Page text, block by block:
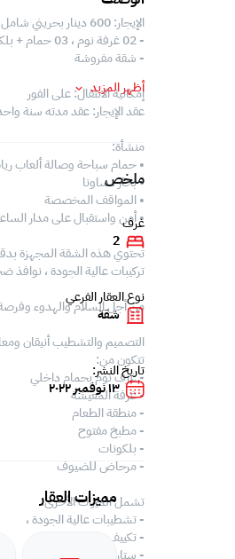
الإيجار: 600 دينار بحريني شامل
- 02 غرفة نوم ، 03 حمام + بلكونة + غرفة خادمة
- شقة مفروشة
إمكانية الانتقال: على الفور
عقد الإيجار: عقد مدته سنة
منشأة:
• حمام سباحة وصالة ألعاب
• بخار ، ساونا
• المواقف المخصصة
• أمن واستقبال على مدار
تحتوي هذه الشقة المجهزة
تركيبات عالية الجودة ،
من أجل السلام والهدوء وفرصة
التصميم والتشطيب أنيقان
تتكون من:
- غرف نوم بحمام داخلي
- غرفة المعيشة
- منطقة الطعام
- مطبخ مفتوح
- بلكونات
- مرحاض للضيوف
تشمل الميزات الأخرى:
- تشطيبات عالية الجودة ،
- تكييف
- ستارة
أظهر المزيد
ملخص
غرف
2
نوع العقار الفرعي
شقة
تاريخ النشر:
١٣ نوفمبر ٢٠٢٢
مميزات العقار